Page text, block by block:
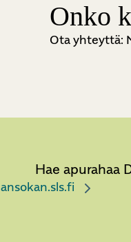
Onko
Ota yhteyttä:
Hae apurahaa
ansokan.sls.fi